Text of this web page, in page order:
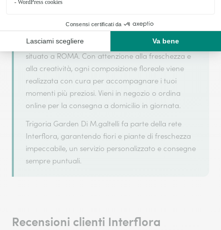
qualità.
Trigoria Garden Di M.galtelli è un fiorista artigiano
situato a ROMA. Con attenzione alla freschezza e
alla creatività, ogni composizione floreale viene
realizzata con cura per accompagnare i tuoi
momenti più preziosi. Vieni in negozio o ordina
online per la consegna a domicilio in giornata.
Trigoria Garden Di M.galtelli fa parte della rete
Interflora, garantendo fiori e piante di freschezza
impeccabile, un servizio personalizzato e consegne
sempre puntuali.
Recensioni clienti Interflora